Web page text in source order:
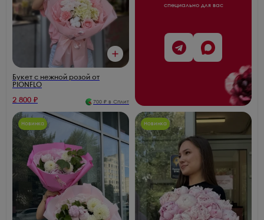
Букет с нежной розой от
PIONFLO
2 800 ₽ 700 ₽ в Сплит
специально для вас
Новинка Новинка